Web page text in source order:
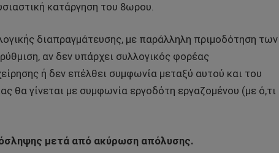
κατάργηση του 8ωρου.
διαπραγμάτευσης, με παράλληλη πριμοδότηση των
αν δεν υπάρχει συλλογικός φορέας
ή δεν επέλθει συμφωνία μεταξύ αυτού και του
θα γίνεται με συμφωνία εργοδότη εργαζομένου (με ό,τι
μετά από ακύρωση απόλυσης.